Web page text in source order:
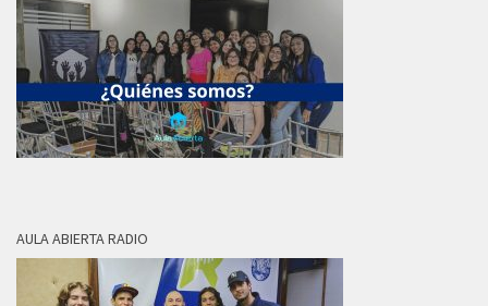
AULA ABIERTA RADIO